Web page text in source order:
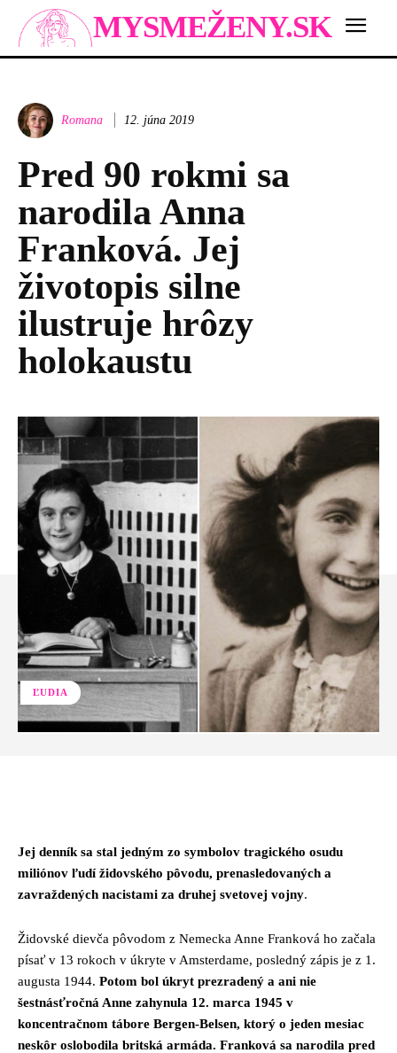
MYSMEŽENY.SK
Romana 12. júna 2019
Pred 90 rokmi sa
narodila Anna
Franková. Jej
životopis silne
ilustruje hrôzy
holokaustu
ĽUDIA
Jej denník sa stal jedným zo symbolov tragického osudu
miliónov ľudí židovského pôvodu, prenasledovaných a
zavraždených nacistami za druhej svetovej vojny.
Židovské dievča pôvodom z Nemecka Anne Franková ho začala
písať v 13 rokoch v úkryte v Amsterdame, posledný zápis je z 1.
augusta 1944. Potom bol úkryt prezradený a ani nie
šestnásťročná Anne zahynula 12. marca 1945 v
koncentračnom tábore Bergen-Belsen, ktorý o jeden mesiac
neskôr oslobodila britská armáda. Franková sa narodila pred